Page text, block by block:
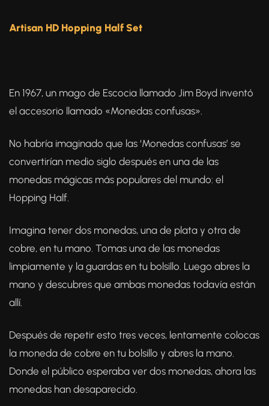
Artisan HD Hopping Half Set
En 1967, un mago de Escocia llamado Jim Boyd inventó
el accesorio llamado «Monedas confusas».
No habría imaginado que las ‘Monedas confusas’ se
convertirían medio siglo después en una de las
monedas mágicas más populares del mundo: el
Hopping Half.
Imagina tener dos monedas, una de plata y otra de
cobre, en tu mano. Tomas una de las monedas
limpiamente y la guardas en tu bolsillo. Luego abres la
mano y descubres que ambas monedas todavía están
allí.
Después de repetir esto tres veces, lentamente colocas
la moneda de cobre en tu bolsillo y abres la mano.
Donde el público esperaba ver dos monedas, ahora las
monedas han desaparecido.